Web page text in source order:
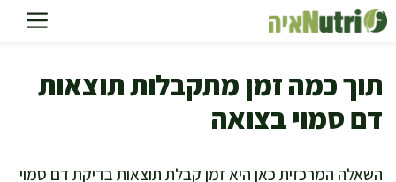
לדלג
לתוכן
תוך כמה זמן מתקבלות תוצאות
דם סמוי בצואה
השאלה המרכזית כאן היא זמן קבלת תוצאות בדיקת דם סמוי